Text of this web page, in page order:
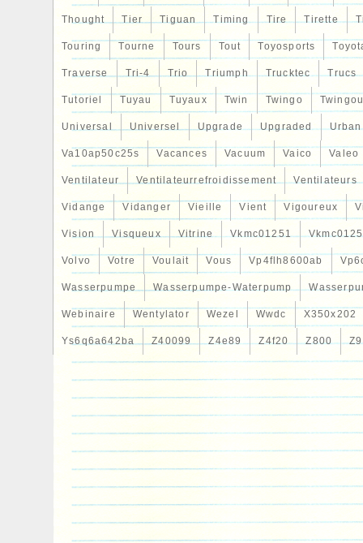
Thought Tier Tiguan Timing Tire Tirette
Touring Tourne Tours Tout Toyosports
Traverse Tri-4 Trio Triumph Trucktec Trucs
Tutoriel Tuyau Tuyaux Twin Twingo
Universal Universel Upgrade Upgraded Urban
Va10ap50c25s Vacances Vacuum Vaico Valeo
Ventilateur Ventilateurrefroidissement Ventilateurs
Vidange Vidanger Vieille Vient Vigoureux
Vision Visqueux Vitrine Vkmc01251
Volvo Votre Voulait Vous Vp4flh8600ab
Wasserpumpe Wasserpumpe-Waterpump
Webinaire Wentylator Wezel Wwdc X350x202
Ys6q6a642ba Z40099 Z4e89 Z4f20 Z800